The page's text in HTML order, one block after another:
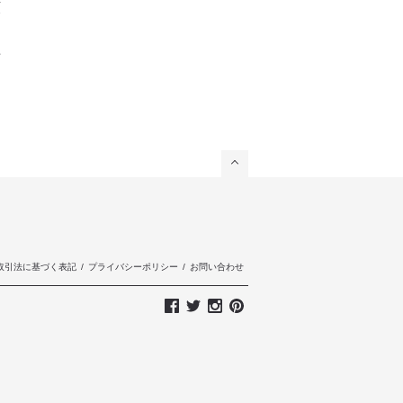
引法に基づく表記 / プライバシーポリシー / お問い合わせ